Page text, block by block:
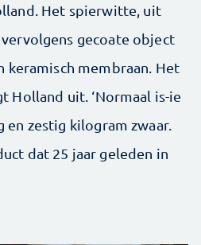
Het spierwitte, uit
gecoate object
keramisch membraan. Het
Holland uit. ‘Normaal is-ie
zestig kilogram zwaar.
dat 25 jaar geleden in